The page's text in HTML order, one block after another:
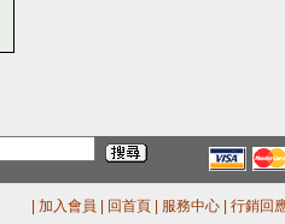
加入會員 回首頁 服務中心
行銷回